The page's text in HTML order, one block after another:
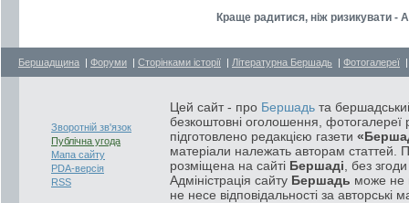
Краще радитися, ніж ризикувати
Бершадщина | Форуми | Сторінками історії | Літературна Бершадь | Фотогалереї
Зворотній зв'язок
Публічна угода
Мапа сайту
PDA-версія
RSS
Цей сайт - про Бершадь та
безкоштовні оголошення, фотогалереї
підготовлено редакцією газети
матеріали належать авторам статтей.
розміщена на сайті Бершаді , без
Адміністрація сайту Бершадь може не
не несе відповідальності за авторські